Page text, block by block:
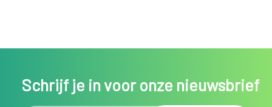
Schrijf je in voor onze nieuwsbrief